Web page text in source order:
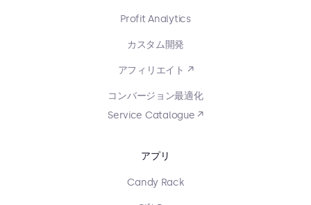
Profit Analytics
カスタム開発
アフィリエイト ↗
コンバージョン最適化
Service Catalogue ↗
アプリ
Candy Rack